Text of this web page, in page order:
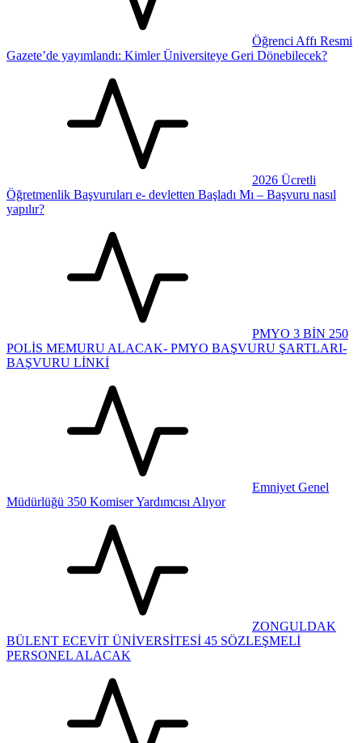
Öğrenci Affı Resmi
Gazete’de yayımlandı: Kimler Üniversiteye Geri Dönebilecek?
2026 Ücretli
Öğretmenlik Başvuruları e- devletten Başladı Mı – Başvuru nasıl
yapılır?
PMYO 3 BİN 250
POLİS MEMURU ALACAK- PMYO BAŞVURU ŞARTLARI-
BAŞVURU LİNKİ
Emniyet Genel
Müdürlüğü 350 Komiser Yardımcısı Alıyor
ZONGULDAK
BÜLENT ECEVİT ÜNİVERSİTESİ 45 SÖZLEŞMELİ
PERSONEL ALACAK